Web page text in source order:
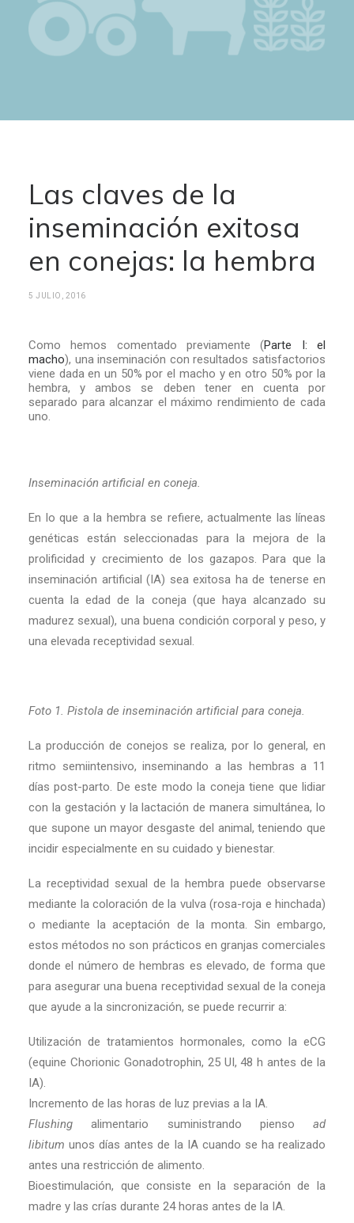
Las claves de la
inseminación exitosa
en conejas: la hembra
5 JULIO, 2016
Como hemos comentado previamente (Parte I: el
macho), una inseminación con resultados satisfactorios
viene dada en un 50% por el macho y en otro 50% por la
hembra, y ambos se deben tener en cuenta por
separado para alcanzar el máximo rendimiento de cada
uno.
Inseminación artificial en coneja.
En lo que a la hembra se refiere, actualmente las líneas
genéticas están seleccionadas para la mejora de la
prolificidad y crecimiento de los gazapos. Para que la
inseminación artificial (IA) sea exitosa ha de tenerse en
cuenta la edad de la coneja (que haya alcanzado su
madurez sexual), una buena condición corporal y peso, y
una elevada receptividad sexual.
Foto 1. Pistola de inseminación artificial para coneja.
La producción de conejos se realiza, por lo general, en
ritmo semiintensivo, inseminando a las hembras a 11
días post-parto. De este modo la coneja tiene que lidiar
con la gestación y la lactación de manera simultánea, lo
que supone un mayor desgaste del animal, teniendo que
incidir especialmente en su cuidado y bienestar.
La receptividad sexual de la hembra puede observarse
mediante la coloración de la vulva (rosa-roja e hinchada)
o mediante la aceptación de la monta. Sin embargo,
estos métodos no son prácticos en granjas comerciales
donde el número de hembras es elevado, de forma que
para asegurar una buena receptividad sexual de la coneja
que ayude a la sincronización, se puede recurrir a:
Utilización de tratamientos hormonales, como la eCG
(equine Chorionic Gonadotrophin, 25 UI, 48 h antes de la
IA).
Incremento de las horas de luz previas a la IA.
Flushing alimentario suministrando pienso ad
libitumunos días antes de la IA cuando se ha realizado
antes una restricción de alimento.
Bioestimulación, que consiste en la separación de la
madre y las crías durante 24 horas antes de la IA.